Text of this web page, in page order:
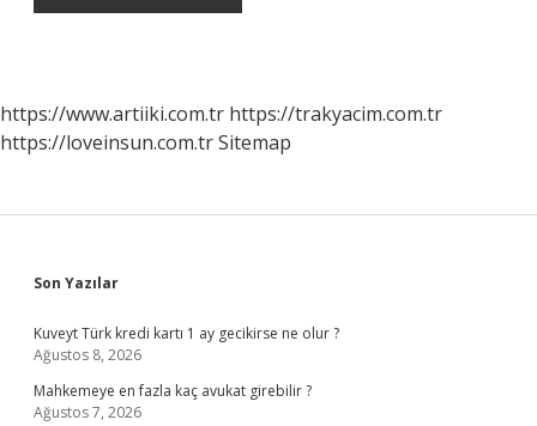
https://www.artiiki.com.tr https://trakyacim.com.tr
https://loveinsun.com.trSitemap
Sidebar
Son Yazılar
Kuveyt Türk kredi kartı 1 ay gecikirse ne olur ?
Ağustos 8, 2026
Mahkemeye en fazla kaç avukat girebilir ?
Ağustos 7, 2026